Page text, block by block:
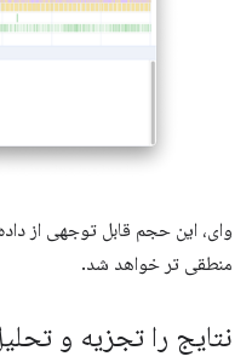
وای، این حجم قابل توجهی از
منطقی تر خواهد شد.
نتایج را تجزیه و